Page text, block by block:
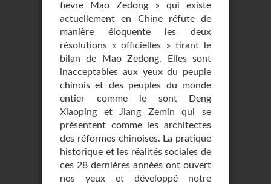
fièvre Mao Zedong » qui existe
actuellement en Chine réfute de
manière éloquente les deux
résolutions « officielles » tirant le
bilan de Mao Zedong. Elles sont
inacceptables aux yeux du peuple
chinois et des peuples du monde
entier comme le sont Deng
Xiaoping et Jiang Zemin qui se
présentent comme les architectes
des réformes chinoises. La pratique
historique et les réalités sociales de
ces 28 dernières années ont ouvert
nos yeux et développé notre